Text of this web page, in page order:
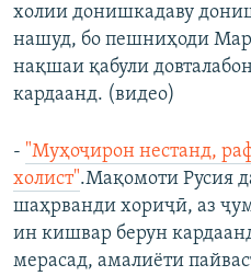
холии донишкадаву
нашуд, бо пешниҳоди
нақшаи қабули
кардаанд. (видео)
- "Муҳоҷирон нестанд,
холист".Мақомоти Русия
шаҳрванди хориҷӣ, аз
ин кишвар берун
мерасад, амалиёти